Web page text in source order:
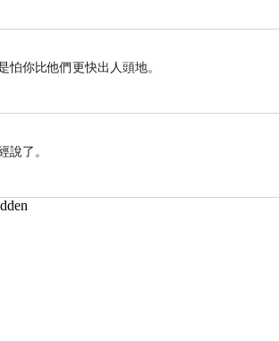
怕你比他們更快出人頭地。
說了。